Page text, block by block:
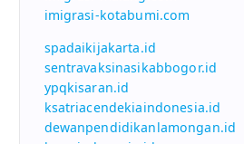
imigrasi-kotabumi.com
spadaikijakarta.id
sentravaksinasikabbogor.id
ypqkisaran.id
ksatriacendekiaindonesia.id
dewanpendidikanlamongan.id